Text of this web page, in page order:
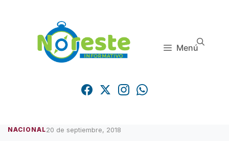
Menú
NACIONAL20 de septiembre, 2018